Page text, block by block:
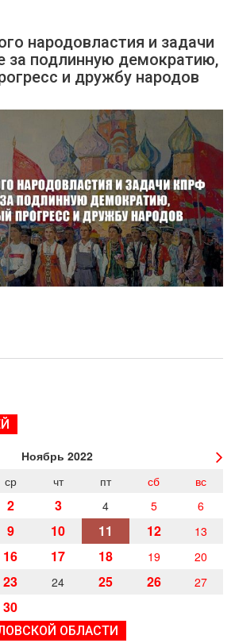
МЕСТНОГО
ул. Ковальская, д. 5
8 (4862) 22-33-44
8 (4862) 77-88-99
народовластия и задачи
за подлинную демократию,
и дружбу народов
Ноябрь 2022
ср чт пт сб вс
2 3 4 5 6
9 10 11 12 13
16 17 18 19 20
23 24 25 26 27
30
ОБЛАСТИ